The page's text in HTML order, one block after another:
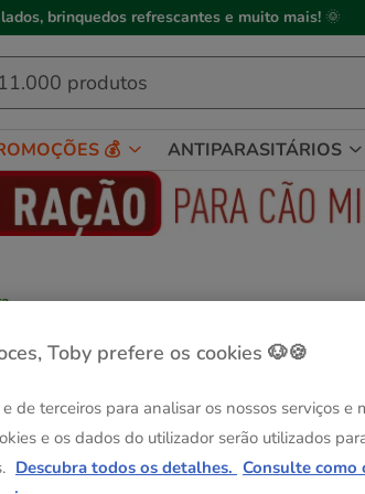
brinquedos refrescantes e muito mais! 🌞
💰 ANTIPARASITÁRIOS
g
Até - 8€!
Toby prefere os cookies 🐶🍪
de terceiros para analisar os nossos serviços e
e os dados do utilizador serão utilizados
Descubra todos os detalhes. Consulte como